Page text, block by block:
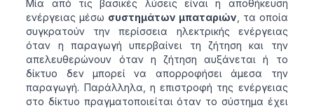
Μία από τις βασικές λύσεις είναι η αποθήκευση
ενέργειας μέσω συστημάτων μπαταριών , τα οποία
συγκρατούν την περίσσεια ηλεκτρικής ενέργειας
όταν η παραγωγή υπερβαίνει τη ζήτηση και την
απελευθερώνουν όταν η ζήτηση αυξάνεται ή το
δίκτυο δεν μπορεί να απορροφήσει άμεσα την
παραγωγή. Παράλληλα, η επιστροφή της ενέργειας
στο δίκτυο πραγματοποιείται όταν το σύστημα έχει